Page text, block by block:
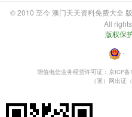
© 2010 至今 澳门天天资料免费大全
All
版权保
・
增值电信业务经营许可证：京ICP备
（署）网出证